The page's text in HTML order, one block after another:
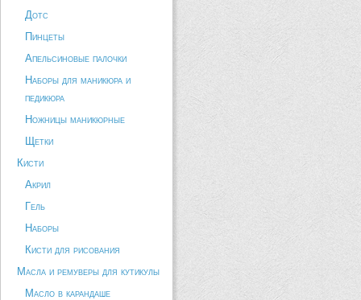
Дотс
Пинцеты
Апельсиновые палочки
Наборы для маникюра и
педикюра
Ножницы маникюрные
Щетки
Кисти
Акрил
Гель
Наборы
Кисти для рисования
Масла и ремуверы для кутикулы
Масло в карандаше